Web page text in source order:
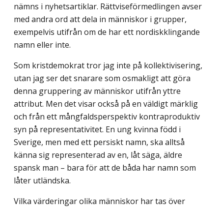
nämns i nyhetsartiklar. Rättviseförmedlingen avser
med andra ord att dela in människor i grupper,
exempelvis utifrån om de har ett nordiskklingande
namn eller inte.
Som kristdemokrat tror jag inte på kollektivisering,
utan jag ser det snarare som osmakligt att göra
denna gruppering av människor utifrån yttre
attribut. Men det visar också på en väldigt märklig
och från ett mångfaldsperspektiv kontraproduktiv
syn på representativitet. En ung kvinna född i
Sverige, men med ett persiskt namn, ska alltså
känna sig representerad av en, låt säga, äldre
spansk man – bara för att de båda har namn som
låter utländska.
Vilka värderingar olika människor har tas över